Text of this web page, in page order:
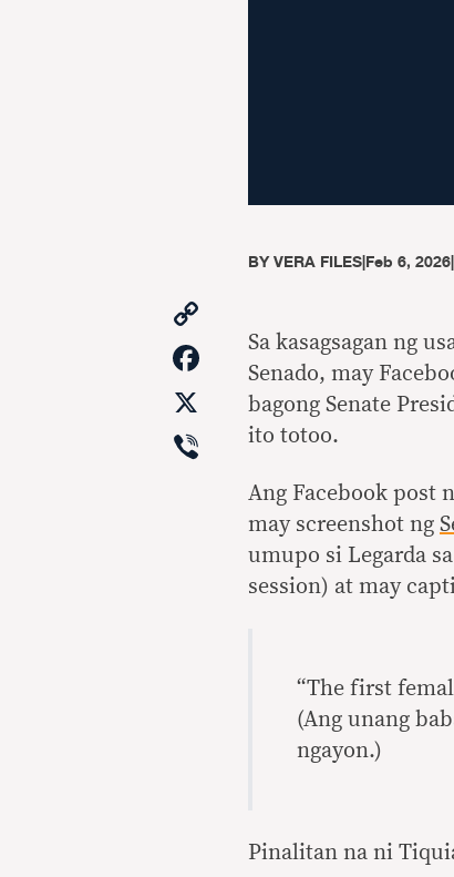
BYVERA FILES|Feb 6, 2026|
Link
Facebook
Viber
Sa kasagsagan ng
Senado, may
bagong Senate
ito totoo.
Ang Facebook post
may screenshot ng
umupo si Legarda
session) at may
“The first
(Ang unang
ngayon.)
Pinalitan na ni